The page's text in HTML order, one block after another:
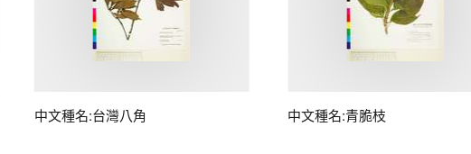
中文種名:台灣八角 中文種名:青脆枝